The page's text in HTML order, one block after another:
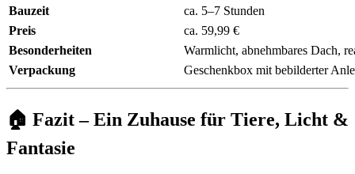
Bauzeit
ca. 5–7 Stunden
Preis
ca. 59,99 €
Besonderheiten
Warmlicht, abnehmbares Dach,
Verpackung
Geschenkbox mit bebilderter
🏠 Fazit – Ein Zuhause für Tiere, Licht &
Fantasie